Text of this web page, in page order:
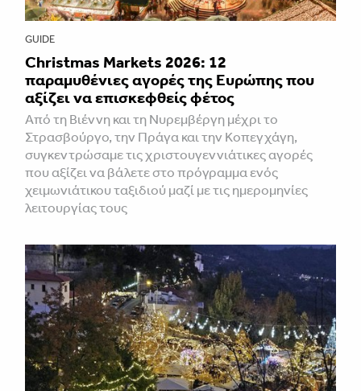
GUIDE
Christmas Markets 2026: 12
παραμυθένιες αγορές της Ευρώπης που
αξίζει να επισκεφθείς φέτος
Από τη Βιέννη και τη Νυρεμβέργη μέχρι το
Στρασβούργο, την Πράγα και την Κοπεγχάγη,
συγκεντρώσαμε τις χριστουγεννιάτικες αγορές
που αξίζει να βάλετε στο πρόγραμμα ενός
χειμωνιάτικου ταξιδιού μαζί με τις ημερομηνίες
λειτουργίας τους